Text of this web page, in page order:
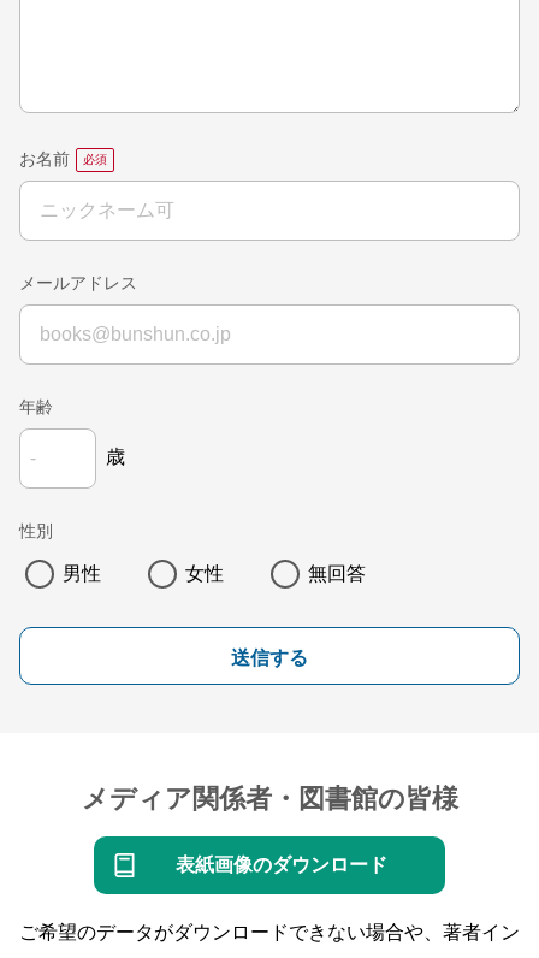
お名前
メールアドレス
年齢
歳
性別
男性 女性 無回答
送信する
メディア関係者・図書館の皆様
表紙画像のダウンロード
ご希望のデータがダウンロードできない場合や、著者イン